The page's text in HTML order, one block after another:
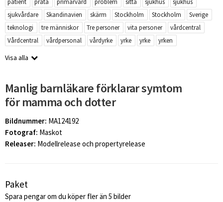
patient
prata primärvård problem sitta sjukhus
sjukhus
sjukvårdare
Skandinavien skärm Stockholm Stockholm
Sverige
teknologi
tre människor Tre personer vita personer
vårdcentral
Vårdcentral
vårdpersonal vårdyrke yrke yrke yrken
Visa alla
Manlig barnläkare förklarar symtom
för mamma och dotter
Bildnummer: MA124192
Fotograf: Maskot
Releaser: Modellrelease och propertyrelease
Paket
Spara pengar om du köper fler än 5 bilder